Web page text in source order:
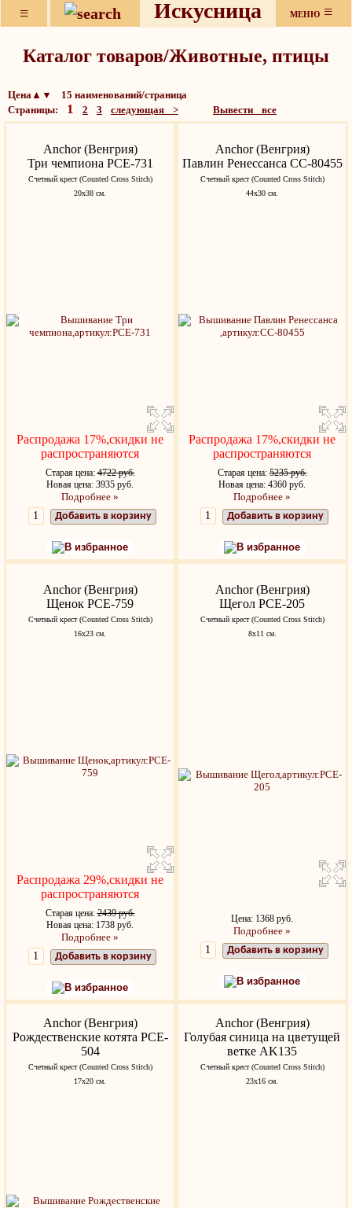
≡ Искусница МЕНЮ ≡
Каталог товаров/Животные, птицы
Цена▲▼ 15 наименований/страница
Страницы: 1 2 3 следующая > Вывести все
Anchor (Венгрия)
Три чемпиона PCE-731
Счетный крест (Counted Cross Stitch)
20х38 см.
Распродажа 17%,скидки не
распространяются
Старая цена:4722 руб.
Новая цена: 3935 руб.
Подробнее »
Добавить в корзину
В избранное
Anchor (Венгрия)
Павлин Ренессанса CC-80455
Счетный крест (Counted Cross Stitch)
44х30 см.
Распродажа 17%,скидки не
распространяются
Старая цена:5235 руб.
Новая цена: 4360 руб.
Подробнее »
Добавить в корзину
В избранное
Anchor (Венгрия)
Щенок PCE-759
Счетный крест (Counted Cross Stitch)
16х23 см.
Распродажа 29%,скидки не
распространяются
Старая цена:2439 руб.
Новая цена: 1738 руб.
Подробнее »
Добавить в корзину
В избранное
Anchor (Венгрия)
Щегол PCE-205
Счетный крест (Counted Cross Stitch)
8х11 см.
Цена: 1368 руб.
Подробнее »
Добавить в корзину
В избранное
Anchor (Венгрия)
Рождественские котята PCE-
504
Счетный крест (Counted Cross Stitch)
17х20 см.
Anchor (Венгрия)
Голубая синица на цветущей
ветке AK135
Счетный крест (Counted Cross Stitch)
23х16 см.